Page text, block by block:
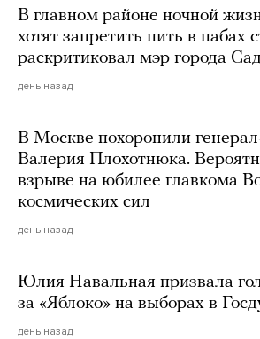
В главном районе ночной
хотят запретить пить в пабах
раскритиковал мэр города
день назад
В Москве похоронили
Валерия Плохотнюка.
взрыве на юбилее главкома
космических сил
день назад
Юлия Навальная призвала
за «Яблоко» на выборах в
день назад